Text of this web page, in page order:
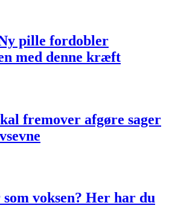
pille fordobler
med denne kræft
fremover afgøre sager
voksen? Her har du